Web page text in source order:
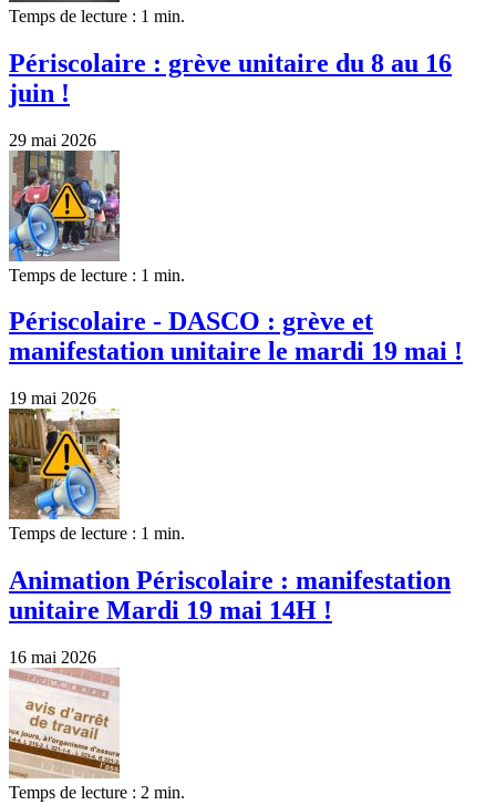
Temps de lecture : 1 min.
Périscolaire : grève unitaire du 8 au 16
juin !
29 mai 2026
Temps de lecture : 1 min.
Périscolaire - DASCO : grève et
manifestation unitaire le mardi 19 mai !
19 mai 2026
Temps de lecture : 1 min.
Animation Périscolaire : manifestation
unitaire Mardi 19 mai 14H !
16 mai 2026
Temps de lecture : 2 min.